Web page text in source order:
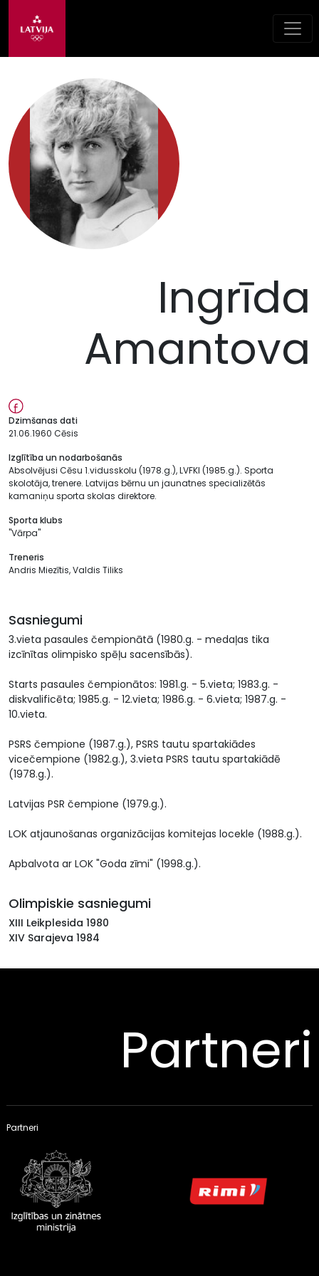
Ingrīda
Amantova
Dzimšanas dati
21.06.1960 Cēsis
Izglītība un nodarbošanās
Absolvējusi Cēsu 1.vidusskolu (1978.g.), LVFKI (1985.g.). Sporta
skolotāja, trenere. Latvijas bērnu un jaunatnes specializētās
kamaniņu sporta skolas direktore.
Sporta klubs
"Vārpa"
Treneris
Andris Miezītis, Valdis Tiliks
Sasniegumi
3.vieta pasaules čempionātā (1980.g. - medaļas tika
izcīnītas olimpisko spēļu sacensībās).
Starts pasaules čempionātos: 1981.g. - 5.vieta; 1983.g. -
diskvalificēta; 1985.g. - 12.vieta; 1986.g. - 6.vieta; 1987.g. -
10.vieta.
PSRS čempione (1987.g.), PSRS tautu spartakiādes
vicečempione (1982.g.), 3.vieta PSRS tautu spartakiādē
(1978.g.).
Latvijas PSR čempione (1979.g.).
LOK atjaunošanas organizācijas komitejas locekle (1988.g.).
Apbalvota ar LOK "Goda zīmi" (1998.g.).
Olimpiskie sasniegumi
XIII Leikplesida 1980
XIV Sarajeva 1984
Partneri
Partneri